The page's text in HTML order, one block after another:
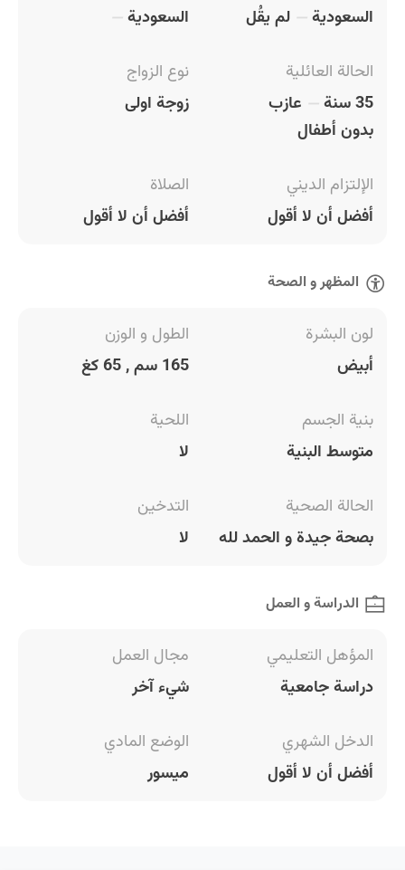
السعودية
لم يقُل
السعودية
الحالة العائلية
35 سنة
عازب
بدون أطفال
نوع الزواج
زوجة اولى
الإلتزام الديني
أفضل أن لا أقول
الصلاة
أفضل أن لا أقول
المظهر و الصحة
لون البشرة
أبيض
الطول و الوزن
165 سم , 65 كغ
بنية الجسم
متوسط البنية
اللحية
لا
الحالة الصحية
بصحة جيدة و الحمد لله
التدخين
لا
الدراسة و العمل
المؤهل التعليمي
دراسة جامعية
مجال العمل
شيء آخر
الدخل الشهري
أفضل أن لا أقول
الوضع المادي
ميسور